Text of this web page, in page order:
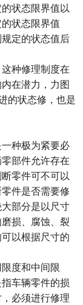
状态限界值以
状态限界值
定的状态值后
种修理制度在
在潜力，力图
的状态修，也是
种极为紧要必
部件允许存在
零件可不可以
件是否需要修
部分是以尺寸
损、腐蚀、裂
以根据尺寸的
度和中间限
车辆零件的损
必须进行修理